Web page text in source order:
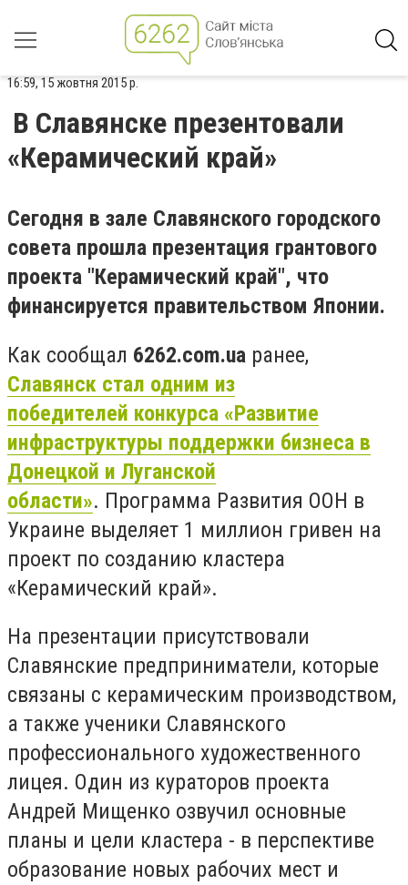
16:59, 15 жовтня 2015 р.
В Славянске презентовали
«Керамический край»
Сегодня в зале Славянского городского
совета прошла презентация грантового
проекта "Керамический край", что
финансируется правительством Японии.
Как сообщал 6262.com.ua ранее,
Славянск стал одним из
победителей конкурса «Развитие
инфраструктуры поддержки бизнеса в
Донецкой и Луганской
области». Программа Развития ООН в
Украине выделяет 1 миллион гривен на
проект по созданию кластера
«Керамический край».
На презентации присутствовали
Славянские предприниматели, которые
связаны с керамическим производством,
а также ученики Славянского
профессионального художественного
лицея. Один из кураторов проекта
Андрей Мищенко озвучил основные
планы и цели кластера - в перспективе
образование новых рабочих мест и